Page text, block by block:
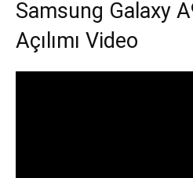
Samsung Galaxy
Açılımı Video